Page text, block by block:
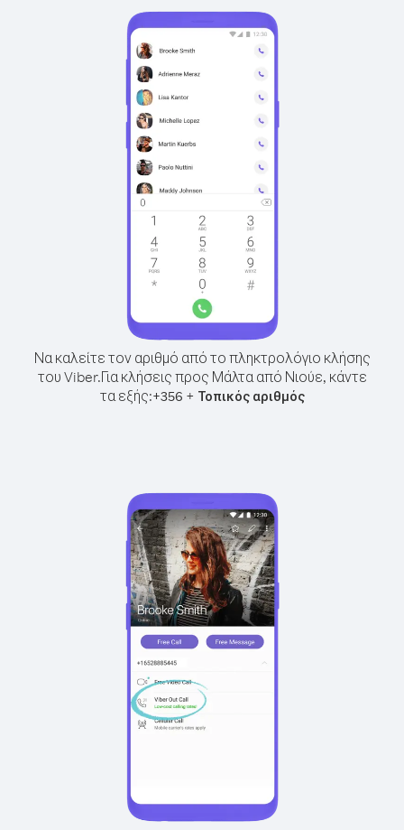
Να καλείτε τον αριθμό από το πληκτρολόγιο κλήσης
του Viber.Για κλήσεις προς Μάλτα από Νιούε, κάντε
τα εξής:+356 + Τοπικός αριθμός